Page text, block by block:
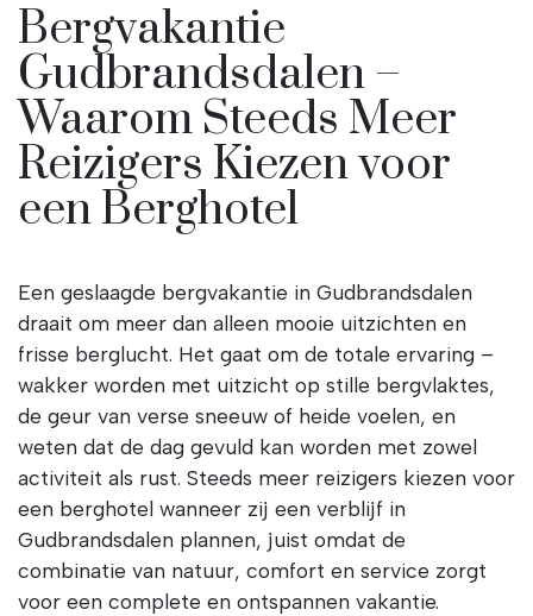
Bergvakantie
Gudbrandsdalen –
Waarom Steeds Meer
Reizigers Kiezen voor
een Berghotel
Een geslaagde bergvakantie in Gudbrandsdalen
draait om meer dan alleen mooie uitzichten en
frisse berglucht. Het gaat om de totale ervaring –
wakker worden met uitzicht op stille bergvlaktes,
de geur van verse sneeuw of heide voelen, en
weten dat de dag gevuld kan worden met zowel
activiteit als rust. Steeds meer reizigers kiezen voor
een berghotel wanneer zij een verblijf in
Gudbrandsdalen plannen, juist omdat de
combinatie van natuur, comfort en service zorgt
voor een complete en ontspannen vakantie.